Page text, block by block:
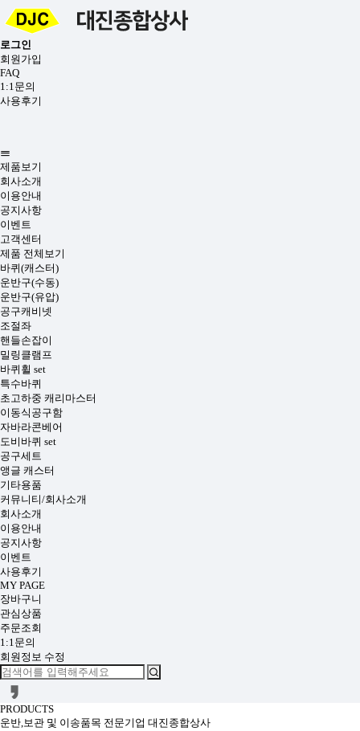
로그인
회원가입
FAQ
1:1문의
사용후기
제품보기
회사소개
이용안내
공지사항
이벤트
고객센터
제품 전체보기
바퀴(캐스터)
운반구(수동)
운반구(유압)
공구캐비넷
조절좌
핸들손잡이
밀링클램프
바퀴휠 set
특수바퀴
초고하중 캐리마스터
이동식공구함
자바라콘베어
도비바퀴 set
공구세트
앵글 캐스터
기타용품
커뮤니티/회사소개
회사소개
이용안내
공지사항
이벤트
사용후기
MY PAGE
장바구니
관심상품
주문조회
1:1문의
회원정보 수정
PRODUCTS
운반,보관 및 이송품목 전문기업 대진종합상사